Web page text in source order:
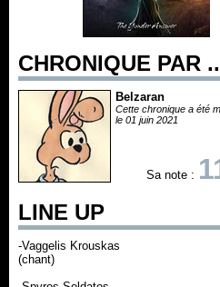
CHRONIQUE PAR
Belzaran
Cette chronique a été
le 01 juin 2021
Sa note :
LINE UP
-Vaggelis Krouskas
(chant)